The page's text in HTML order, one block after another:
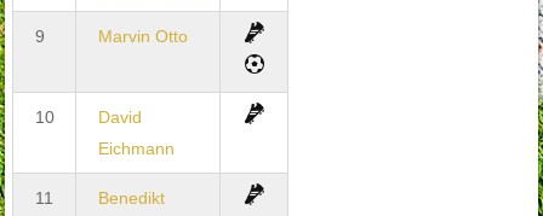
9 Marvin Otto
10
David
Eichmann
11
Benedikt